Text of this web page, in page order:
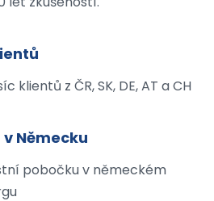
klientů z ČR, SK, DE, AT a CH
Německu
pobočku v německém